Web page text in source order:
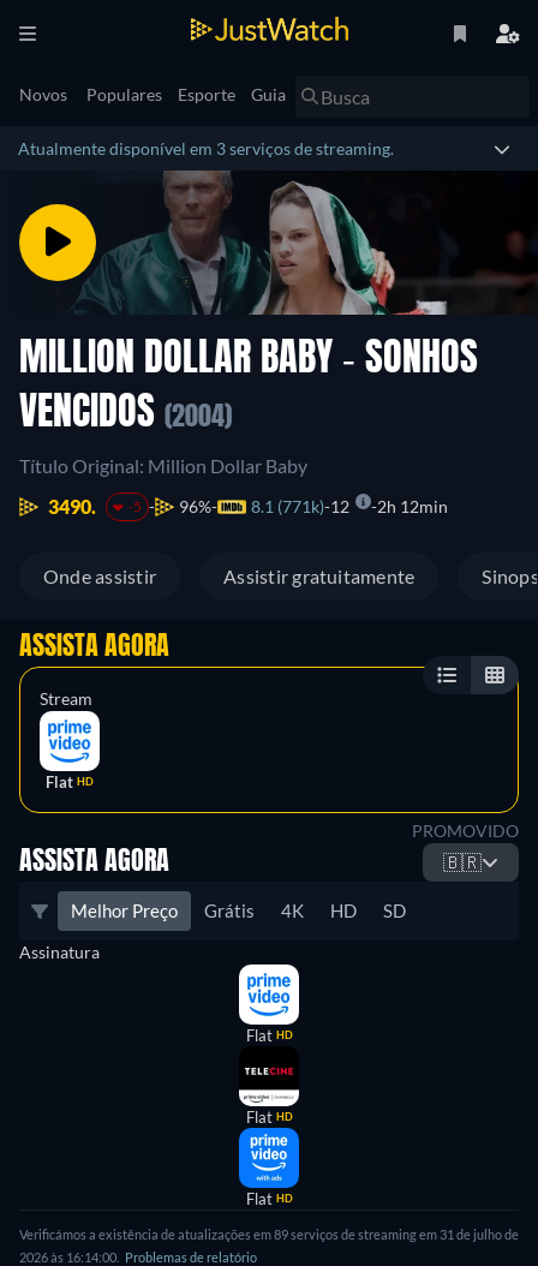
Novos Populares Esporte Guia
Atualmente disponível em 3 serviços de streaming.
MILLION DOLLAR BABY - SONHOS
VENCIDOS (2004)
Título Original: Million Dollar Baby
3490.
-5 96% 8.1 (771k) 12 2h 12min
Onde assistir Assistir gratuitamente
ASSISTA AGORA
Stream
Flat HD
PROMOVIDO
ASSISTA AGORA 🇧🇷
Melhor Preço Grátis 4K HD SD
Assinatura
Flat HD
Flat HD
Flat HD
Verificámos a existência de atualizações em 89 serviços de streaming em 31 de julho de
2026 às 16:14:00.
Problemas de relatório